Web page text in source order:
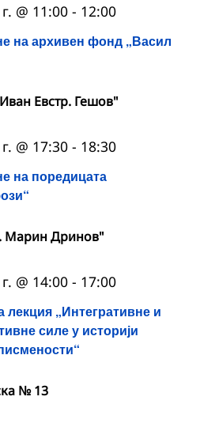
на архивен фонд „Васил
@ 11:00 - 12:00
Евстр. Гешов"
на поредицата
@ 17:30 - 18:30
Марин Дринов"
лекция „Интегративне и
силе у историји
@ 14:00 - 17:00
№ 13